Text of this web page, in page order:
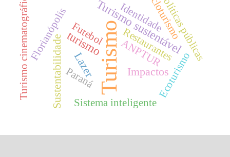
Turismo
Turismo sustentável
turismo
Impactos
Lazer
Sustentabilidade Ecoturismo
Florianópolis
Turismo cinematográfico Políticas públicas
Restaurantes
Paraná
Identidade
Futebol
ANPTUR
Sistema inteligente
Cicloturismo